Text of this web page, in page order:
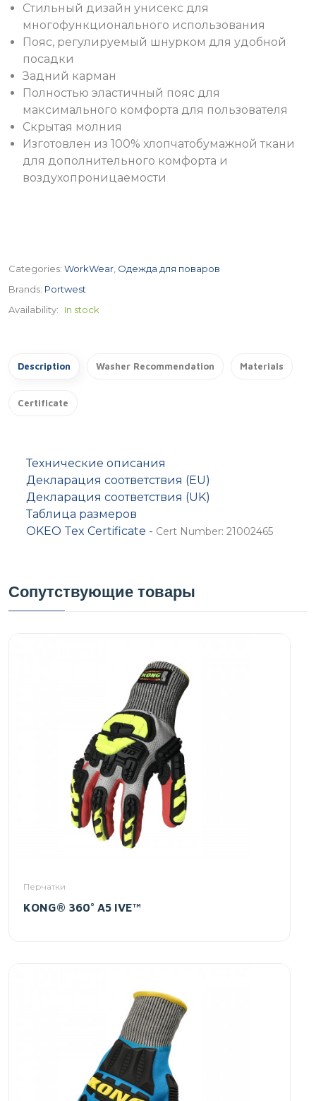
Стильный дизайн унисекс для
многофункционального использования
Пояс, регулируемый шнурком для удобной
посадки
Задний карман
Полностью эластичный пояс для
максимального комфорта для пользователя
Скрытая молния
Изготовлен из 100% хлопчатобумажной ткани
для дополнительного комфорта и
воздухопроницаемости
Categories: WorkWear Одежда для поваров
Brands: Portwest
Availability:
In stock
Description Washer Recommendation Materials
Certificate
Технические описания
Декларация соответствия (EU)
Декларация соответствия (UK)
Таблица размеров
OKEO Tex Certificate - Cert Number: 21002465
Сопутствующие товары
Перчатки
KONG® 360° A5 IVE™